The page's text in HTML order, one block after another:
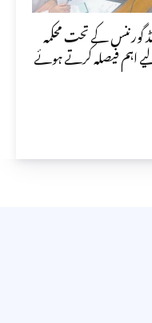
گورننس کے تحت محکمہ
اہم فیصلہ کرتے ہوئے